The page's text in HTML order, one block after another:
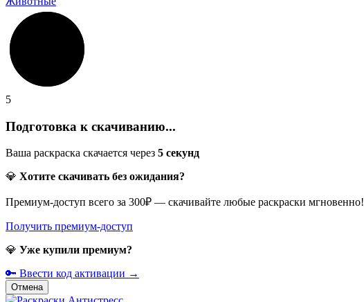
5
Подготовка к скачиванию...
Ваша раскраска скачается через 5 секунд
💎 Хотите скачивать без ожидания?
Премиум-доступ всего за 300₽ — скачивайте любые раскраски мгновенно!
Получить премиум-доступ
💎 Уже купили премиум?
🔑 Ввести код активации →
Отмена